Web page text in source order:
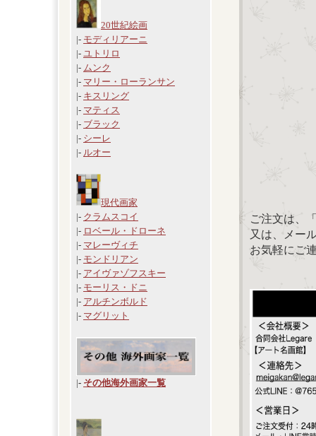
20世紀絵画
|- モディリアーニ
|- ユトリロ
|- ムンク
|- マリー・ローランサン
|- キスリング
|- マティス
|- ブラック
|- シーレ
|- ルオー
現代画家
|- クラムスコイ
|- ロベール・ドローネ
|- マレーヴィチ
|- モンドリアン
|- アイヴァゾフスキー
|- モーリス・ドニ
|- アルチンボルド
|- マグリット
|- その他海外画家一覧
ご注文は、
又は、メー
お気軽にご